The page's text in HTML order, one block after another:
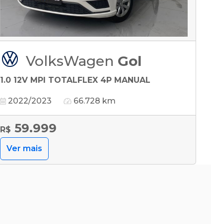
VolksWagen Gol
1.0 12V MPI TOTALFLEX 4P MANUAL
2022/2023 66.728 km
R$ 59.999
Ver mais